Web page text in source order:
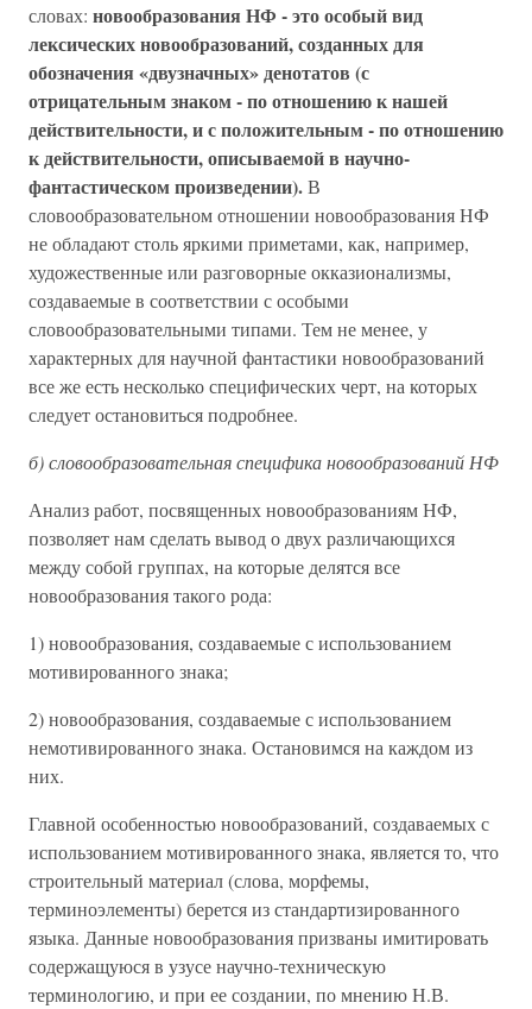
словах: новообразования НФ - это особый вид
лексических новообразований, созданных для
обозначения «двузначных» денотатов (с
отрицательным знаком - по отношению к нашей
действительности, и с положительным - по отношению
к действительности, описываемой в научно-
фантастическом произведении).В
словообразовательном отношении новообразования НФ
не обладают столь яркими приметами, как, например,
художественные или разговорные окказионализмы,
создаваемые в соответствии с особыми
словообразовательными типами. Тем не менее, у
характерных для научной фантастики новообразований
все же есть несколько специфических черт, на которых
следует остановиться подробнее.
б) словообразовательная специфика новообразований НФ
Анализ работ, посвященных новообразованиям НФ,
позволяет нам сделать вывод о двух различающихся
между собой группах, на которые делятся все
новообразования такого рода:
1) новообразования, создаваемые с использованием
мотивированного знака;
2) новообразования, создаваемые с использованием
немотивированного знака. Остановимся на каждом из
них.
Главной особенностью новообразований, создаваемых с
использованием мотивированного знака, является то, что
строительный материал (слова, морфемы,
терминоэлементы) берется из стандартизированного
языка. Данные новообразования призваны имитировать
содержащуюся в узусе научно-техническую
терминологию, и при ее создании, по мнению Н.В.